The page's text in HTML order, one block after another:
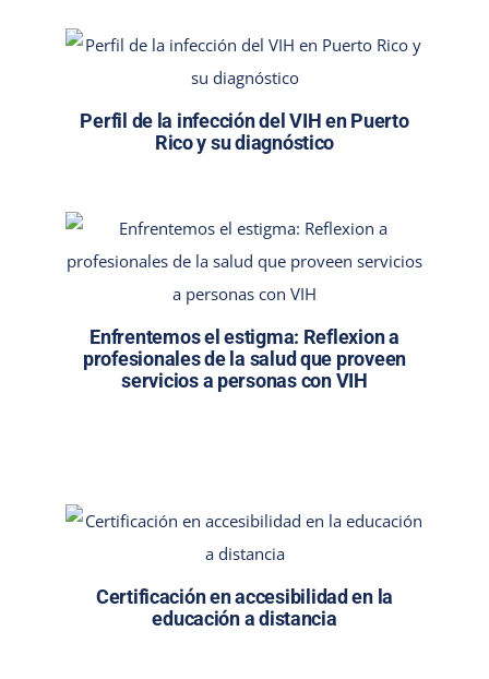
Perfil de la infección del VIH en Puerto
Rico y su diagnóstico
Enfrentemos el estigma: Reflexion a
profesionales de la salud que proveen
servicios a personas con VIH
Certificación en accesibilidad en la
educación a distancia